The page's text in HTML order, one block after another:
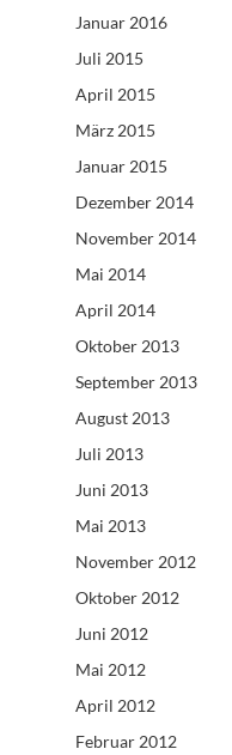
Januar 2016
Juli 2015
April 2015
März 2015
Januar 2015
Dezember 2014
November 2014
Mai 2014
April 2014
Oktober 2013
September 2013
August 2013
Juli 2013
Juni 2013
Mai 2013
November 2012
Oktober 2012
Juni 2012
Mai 2012
April 2012
Februar 2012